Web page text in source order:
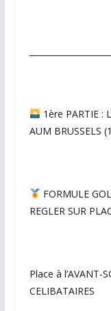
1ère PARTIE :
AUM BRUSSELS
FORMULE
REGLER SUR
Place à l’AVANT-
CELIBATAIRES